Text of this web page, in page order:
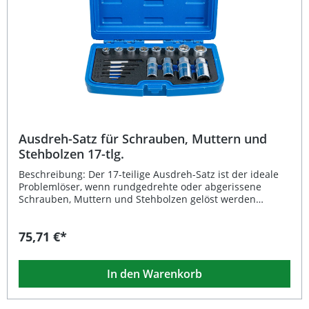
in den Größen 8–9–10–11–12–13–14–15–16–17–19 mm
Aufnahme: 3/8" (10 mm) Innenvierkant
Ausdreh-Satz für Schrauben, Muttern und
Stehbolzen 17-tlg.
Beschreibung: Der 17-teilige Ausdreh-Satz ist der ideale
Problemlöser, wenn rundgedrehte oder abgerissene
Schrauben, Muttern und Stehbolzen gelöst werden
Langlebigkeit. Dank der verschiedenen Spezialausdreher
sicher und ohne weiteren Schaden entfernen. Das Set
eignet sich perfekt für den professionellen Einsatz in
Werkstatt und Industrie sowie für anspruchsvolle
Heimwerker. Vielseitiger Ausdreh-Satz zum Entfernen
75,71 €*
In den Warenkorb